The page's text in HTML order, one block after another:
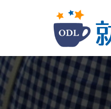
ツ
へ
ス